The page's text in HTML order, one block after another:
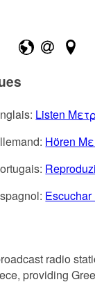
Listen
Hören
radio
providing